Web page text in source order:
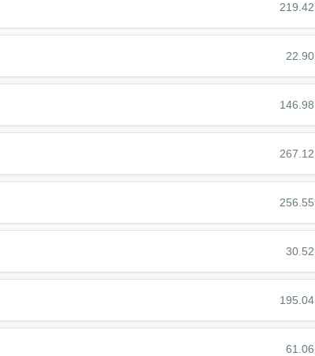
219.42
22.90
146.98
267.12
256.55
30.52
195.04
61.06